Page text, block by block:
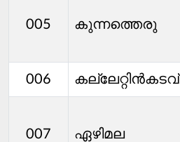
005 കുന്നത്തെരു
006 കല്ലേറ്റിന്‍കടവ്
007 ഏഴിമല